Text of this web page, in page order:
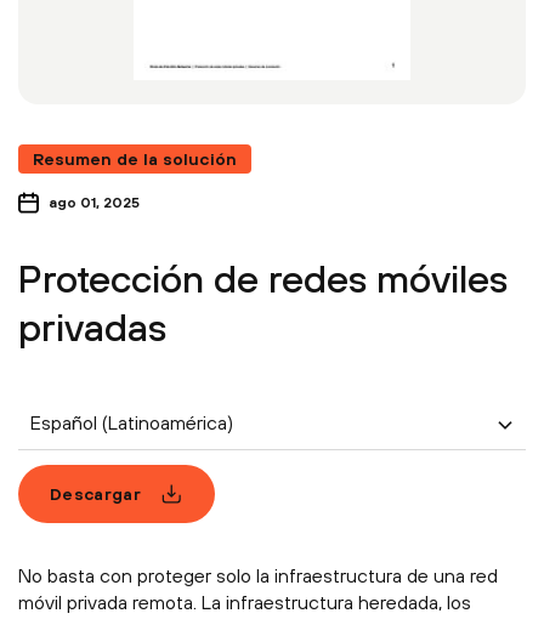
Resumen de la solución
ago 01, 2025
Protección de redes móviles
privadas
Español (Latinoamérica)
Descargar
No basta con proteger solo la infraestructura de una red
móvil privada remota. La infraestructura heredada, los